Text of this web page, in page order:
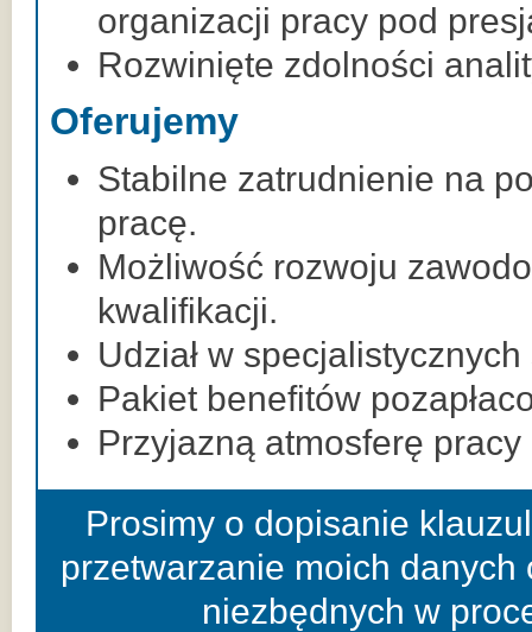
organizacji pracy pod
Rozwinięte zdolności
Oferujemy
Stabilne zatrudnienie na
pracę.
Możliwość rozwoju
kwalifikacji.
Udział w
Pakiet benefitów
Przyjazną atmosferę pracy
Prosimy o dopisanie
przetwarzanie moich
niezbędnych w